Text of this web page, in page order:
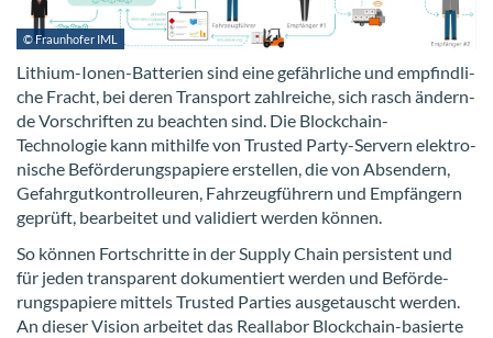
© Fraun­ho­fer IML
Lithium-​Ionen-Batterien sind eine ge­fähr­li­che und emp­find­li­
che Fracht, bei deren Trans­port zahl­rei­che, sich rasch än­dern­
de Vor­schrif­ten zu be­ach­ten sind. Die Blockchain-​
Technologie kann mit­hil­fe von Trusted Party-​Servern elek­tro­
ni­sche Be­för­de­rungs­pa­pie­re er­stel­len, die von Ab­sen­dern,
Ge­fahr­gut­kon­trol­leu­ren, Fahr­zeug­füh­rern und Emp­fän­gern
ge­prüft, be­ar­bei­tet und va­li­diert wer­den kön­nen.
So kön­nen Fort­schrit­te in der Sup­ply Chain per­sis­tent und
für jeden trans­pa­rent do­ku­men­tiert wer­den und Be­för­de­
rungs­pa­pie­re mit­tels Trusted Par­ties aus­ge­tauscht wer­den.
An die­ser Vi­si­on ar­bei­tet das Re­al­la­bor Blockchain-​basierte